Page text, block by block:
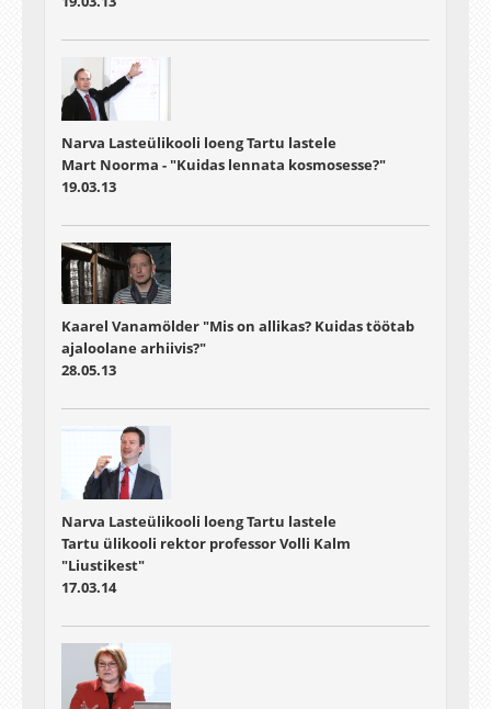
Narva Lasteülikooli loeng Tartu lastele
Mart Noorma - "Kuidas lennata kosmosesse?"
19.03.13
Kaarel Vanamölder "Mis on allikas? Kuidas töötab
ajaloolane arhiivis?"
28.05.13
Narva Lasteülikooli loeng Tartu lastele
Tartu ülikooli rektor professor Volli Kalm
"Liustikest"
17.03.14